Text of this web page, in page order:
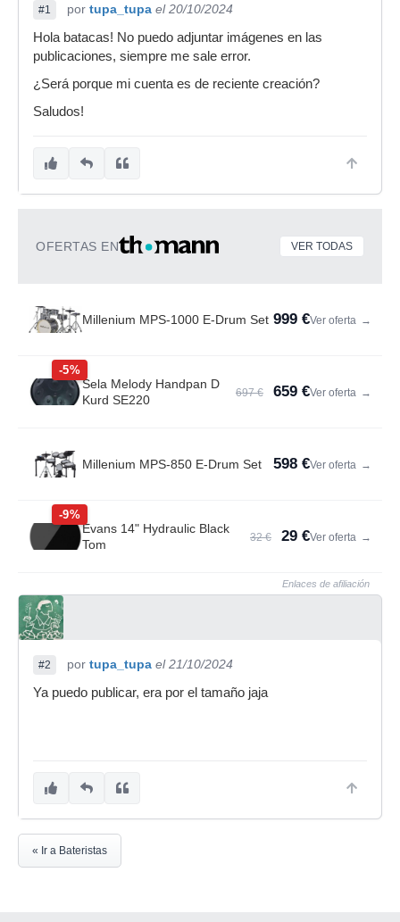
#1 por tupa_tupa el 20/10/2024
Hola batacas! No puedo adjuntar imágenes en las
publicaciones, siempre me sale error.
¿Será porque mi cuenta es de reciente creación?
Saludos!
OFERTAS EN VER TODAS
Millenium MPS-1000 E-Drum Set 999 €Ver oferta →
-5%
Sela Melody Handpan D
Kurd SE220
697 € 659 €Ver oferta →
Millenium MPS-850 E-Drum Set 598 €Ver oferta →
-9%
Evans 14" Hydraulic Black
Tom
32 € 29 €Ver oferta →
Enlaces de afiliación
#2 por tupa_tupa el 21/10/2024
Ya puedo publicar, era por el tamaño jaja
« Ir a Bateristas